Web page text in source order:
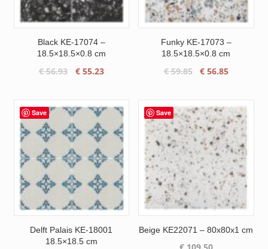
Black KE-17074 –
18.5×18.5×0.8 cm
€56.93
Oorspronkelijke
€ 56.93.
€55.23Huidige
€ 55.23.
Funky KE-17073 –
18.5×18.5×0.8 cm
€59.85
Oorspronkelijke
€ 59.85.
€ 56.85Huidige
€ 56.85.
Save
Delft Palais KE-18001
18.5×18.5 cm
Save
Beige KE22071 – 80x80x1 cm